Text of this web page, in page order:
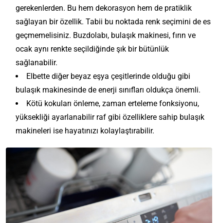
gerekenlerden. Bu hem dekorasyon hem de pratiklik
sağlayan bir özellik. Tabii bu noktada renk seçimini de es
geçmemelisiniz. Buzdolabı, bulaşık makinesi, fırın ve
ocak aynı renkte seçildiğinde şık bir bütünlük
sağlanabilir.
Elbette diğer beyaz eşya çeşitlerinde olduğu gibi
bulaşık makinesinde de enerji sınıfları oldukça önemli.
Kötü kokuları önleme, zaman erteleme fonksiyonu,
yüksekliği ayarlanabilir raf gibi özelliklere sahip bulaşık
makineleri ise hayatınızı kolaylaştırabilir.